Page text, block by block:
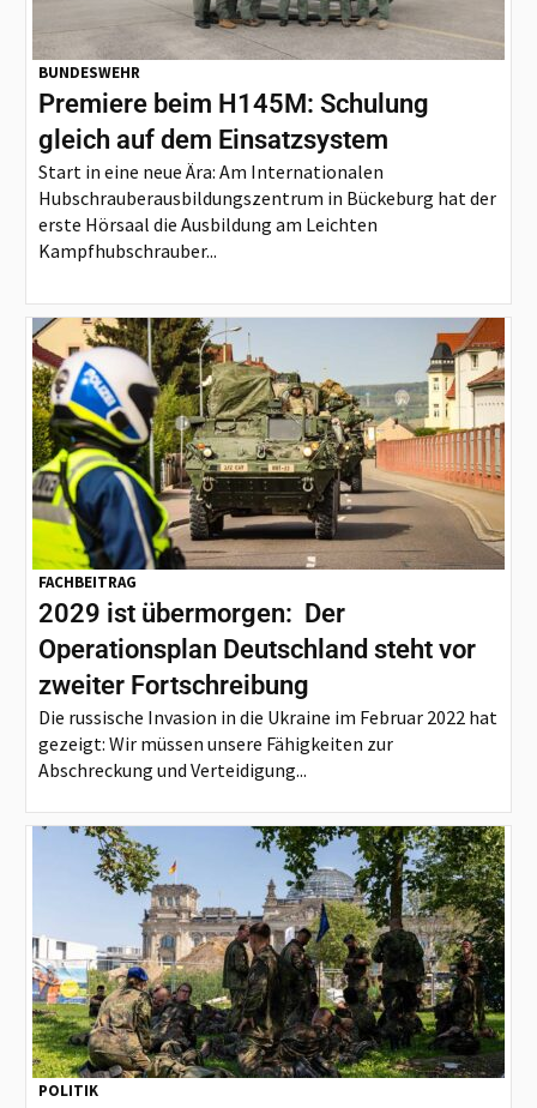
BUNDESWEHR
Premiere beim H145M: Schulung
gleich auf dem Einsatzsystem
Start in eine neue Ära: Am Internationalen
Hubschrauberausbildungszentrum in Bückeburg hat der
erste Hörsaal die Ausbildung am Leichten
Kampfhubschrauber...
FACHBEITRAG
2029 ist übermorgen: Der
Operationsplan Deutschland steht vor
zweiter Fortschreibung
Die russische Invasion in die Ukraine im Februar 2022 hat
gezeigt: Wir müssen unsere Fähigkeiten zur
Abschreckung und Verteidigung...
POLITIK